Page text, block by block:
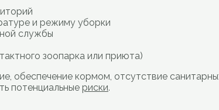
и режиму уборки
службы
зоопарка или приюта)
обеспечение кормом, отсутствие
потенциальные риски.